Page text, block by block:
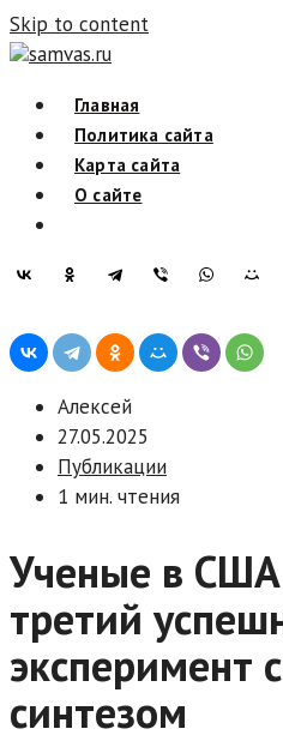
Skip to content
samvas.ru
Главная
Политика сайта
Карта сайта
О сайте
Алексей
27.05.2025
Публикации
1 мин. чтения
Ученые в
третий
эксперимент
синтезом